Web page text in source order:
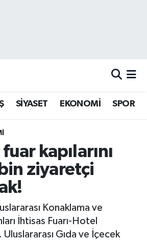
SİYASET EKONOMİ SPOR
kapılarını
ziyaretçi
Konaklama ve
İhtisas Fuarı-Hotel
Gıda ve İçecek
Yoğunluk Haritası